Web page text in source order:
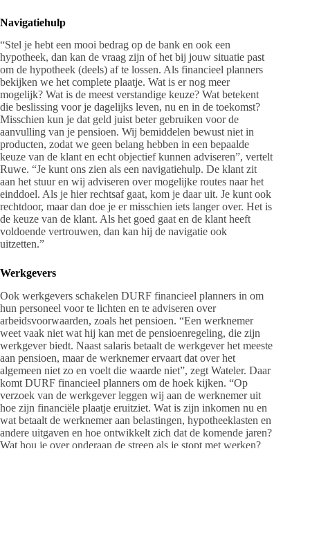
Navigatiehulp
“Stel je hebt een mooi bedrag op de bank en ook een
hypotheek, dan kan de vraag zijn of het bij jouw situatie past
om de hypotheek (deels) af te lossen. Als financieel planners
bekijken we het complete plaatje. Wat is er nog meer
mogelijk? Wat is de meest verstandige keuze? Wat betekent
die beslissing voor je dagelijks leven, nu en in de toekomst?
Misschien kun je dat geld juist beter gebruiken voor de
aanvulling van je pensioen. Wij bemiddelen bewust niet in
producten, zodat we geen belang hebben in een bepaalde
keuze van de klant en echt objectief kunnen adviseren”, vertelt
Ruwe. “Je kunt ons zien als een navigatiehulp. De klant zit
aan het stuur en wij adviseren over mogelijke routes naar het
einddoel. Als je hier rechtsaf gaat, kom je daar uit. Je kunt ook
rechtdoor, maar dan doe je er misschien iets langer over. Het is
de keuze van de klant. Als het goed gaat en de klant heeft
voldoende vertrouwen, dan kan hij de navigatie ook
uitzetten.”
Werkgevers
Ook werkgevers schakelen DURF financieel planners in om
hun personeel voor te lichten en te adviseren over
arbeidsvoorwaarden, zoals het pensioen. “Een werknemer
weet vaak niet wat hij kan met de pensioenregeling, die zijn
werkgever biedt. Naast salaris betaalt de werkgever het meeste
aan pensioen, maar de werknemer ervaart dat over het
algemeen niet zo en voelt die waarde niet”, zegt Wateler. Daar
komt DURF financieel planners om de hoek kijken. “Op
verzoek van de werkgever leggen wij aan de werknemer uit
hoe zijn financiële plaatje eruitziet. Wat is zijn inkomen nu en
wat betaalt de werknemer aan belastingen, hypotheeklasten en
andere uitgaven en hoe ontwikkelt zich dat de komende jaren?
Wat hou je over onderaan de streep als je stopt met werken?